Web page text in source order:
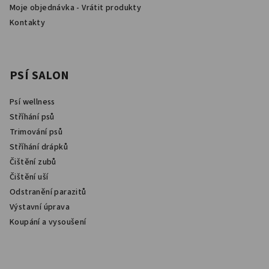
Moje objednávka - Vrátit produkty
Kontakty
PSÍ SALON
Psí wellness
Stříhání psů
Trimování psů
Stříhání drápků
Čištění zubů
Čištění uší
Odstranění parazitů
Výstavní úprava
Koupání a vysoušení